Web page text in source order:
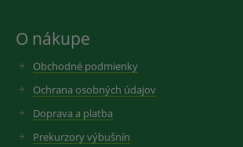
O nákupe
Obchodné podmienky
Ochrana osobných údajov
Doprava a platba
Prekurzory výbušnín